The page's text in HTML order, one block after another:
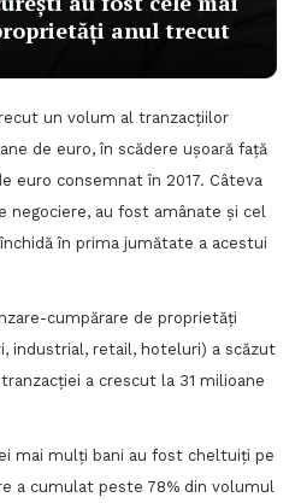
anul trecut
un volum al tranzacțiilor
de euro, în scădere ușoară față
euro consemnat în 2017. Câteva
negociere, au fost amânate și cel
în prima jumătate a acestui
cumpărare de proprietăți
industrial, retail, hoteluri) a scăzut
a crescut la 31 milioane
mai mulți bani au fost cheltuiți pe
a cumulat peste 78% din volumul